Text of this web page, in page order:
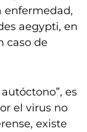
enfermedad,
aegypti, en
caso de
es
el virus no
existe